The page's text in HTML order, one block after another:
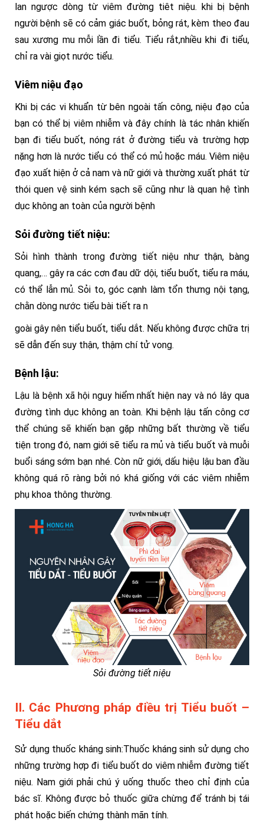
lan ngược dòng từ viêm đường tiêt niệu. khi bị bệnh
người bệnh sẽ có cảm giác buốt, bỏng rát, kèm theo đau
sau xương mu mỗi lần đi tiểu. Tiểu rắt,nhiều khi đi tiểu,
chỉ ra vài giọt nước tiểu.
Viêm niệu đạo
Khi bị các vi khuẩn từ bên ngoài tấn công, niệu đạo của
bạn có thể bị viêm nhiễm và đây chính là tác nhân khiến
bạn đi tiểu buốt, nóng rát ở đường tiểu và trường hợp
nặng hơn là nước tiểu có thể có mủ hoặc máu. Viêm niệu
đạo xuất hiện ở cả nam và nữ giới và thường xuất phát từ
thói quen vệ sinh kém sạch sẽ cũng như là quan hệ tình
dục không an toàn của người bệnh
Sỏi đường tiết niệu:
Sỏi hình thành trong đường tiết niệu như thận, bàng
quang,… gây ra các cơn đau dữ dội, tiểu buốt, tiểu ra máu,
có thể lẫn mủ. Sỏi to, góc cạnh làm tổn thưng nội tạng,
chằn dòng nước tiểu bài tiết ra n
goài gây nên tiểu buốt, tiểu dắt. Nếu không được chữa trị
sẽ dẫn đến suy thận, thậm chí tử vong.
Bệnh lậu:
Lậu là bệnh xã hội nguy hiểm nhất hiện nay và nó lây qua
đường tình dục không an toàn. Khi bệnh lậu tấn công cơ
thể chúng sẽ khiến bạn gặp những bất thường về tiểu
tiện trong đó, nam giới sẽ tiểu ra mủ và tiểu buốt và muỗi
buổi sáng sớm bạn nhé. Còn nữ giới, dấu hiệu lậu ban đầu
không quá rõ ràng bởi nó khá giống với các viêm nhiễm
phụ khoa thông thường.
Sỏi đường tiết niệu
II. Các Phương pháp điều trị Tiểu buốt –
Tiểu dắt
Sử dụng thuốc kháng sinh:Thuốc kháng sinh sử dụng cho
những trường hợp đi tiểu buốt do viêm nhiễm đường tiết
niệu. Nam giới phải chú ý uống thuốc theo chỉ định của
bác sĩ. Không được bỏ thuốc giữa chừng để tránh bị tái
phát hoặc biến chứng thành mãn tính.